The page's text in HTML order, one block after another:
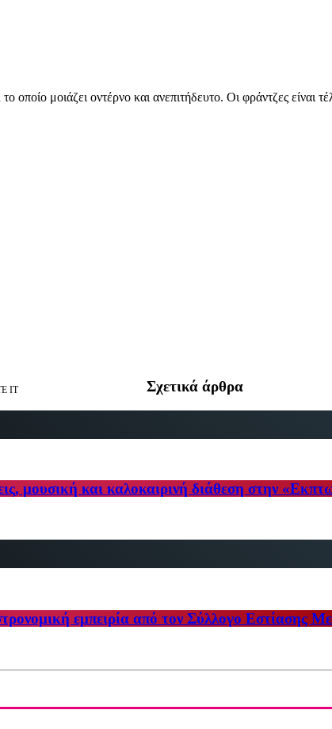
οποίο μοιάζει οντέρνο και ανεπιτήδευτο. Οι φράντζες είναι
IT Σχετικά άρθρα
μουσική και καλοκαιρινή διάθεση στην
εμπειρία από τον Σύλλογο Εστίασης